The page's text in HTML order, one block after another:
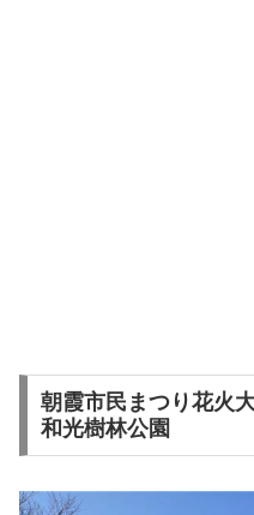
朝霞市民まつり花火
和光樹林公園